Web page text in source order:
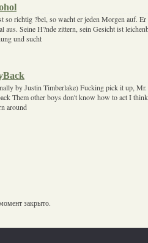
so richtig ?bel, so wacht er jeden Morgen auf.
aus. Seine H?nde zittern, sein Gesicht ist
und sucht
by Justin Timberlake) Fucking pick it up,
Them other boys don't know how to act I
around
закрыто.